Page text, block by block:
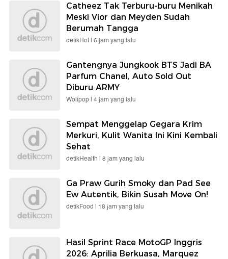
Catheez Tak Terburu-buru Menikah
Meski Vior dan Meyden Sudah
Berumah Tangga
detikHot | 6 jam yang lalu
Gantengnya Jungkook BTS Jadi BA
Parfum Chanel, Auto Sold Out
Diburu ARMY
Wolipop | 4 jam yang lalu
Sempat Menggelap Gegara Krim
Merkuri, Kulit Wanita Ini Kini Kembali
Sehat
detikHealth | 8 jam yang lalu
Ga Praw Gurih Smoky dan Pad See
Ew Autentik, Bikin Susah Move On!
detikFood | 18 jam yang lalu
Hasil Sprint Race MotoGP Inggris
2026: Aprilia Berkuasa, Marquez